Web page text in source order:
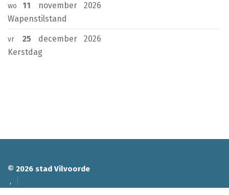
wo 11 november
2026
Wapenstilstand
vr 25 december
2026
Kerstdag
© 2026 stad Vilvoorde
Adres
,